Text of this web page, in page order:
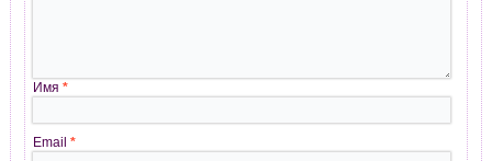
Имя*
Email*